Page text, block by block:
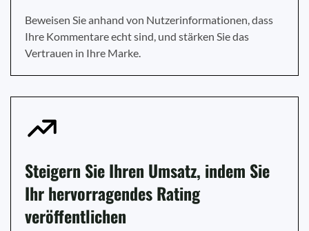
Beweisen Sie anhand von Nutzerinformationen, dass
Ihre Kommentare echt sind, und stärken Sie das
Vertrauen in Ihre Marke.
Steigern Sie Ihren Umsatz, indem Sie
Ihr hervorragendes Rating
veröffentlichen